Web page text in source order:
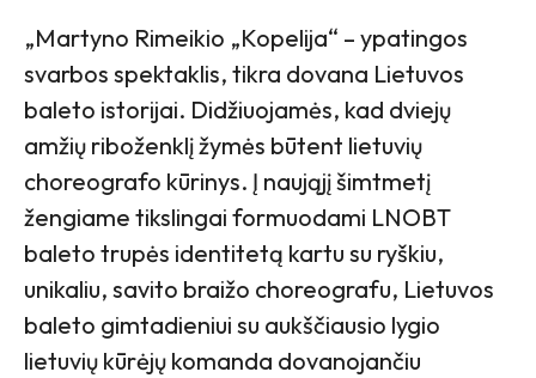
„Martyno Rimeikio „Kopelija“ – ypatingos
svarbos spektaklis, tikra dovana Lietuvos
baleto istorijai. Didžiuojamės, kad dviejų
amžių riboženklį žymės būtent lietuvių
choreografo kūrinys. Į naująjį šimtmetį
žengiame tikslingai formuodami LNOBT
baleto trupės identitetą kartu su ryškiu,
unikaliu, savito braižo choreografu, Lietuvos
baleto gimtadieniui su aukščiausio lygio
lietuvių kūrėjų komanda dovanojančiu